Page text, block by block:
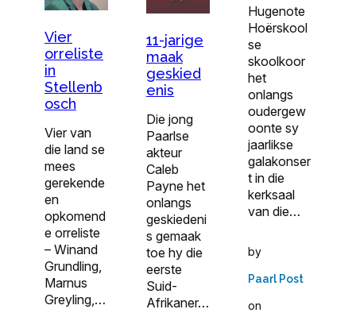
Vier
orreliste
in
Stellenb
osch
Vier van
die land se
mees
gerekende
en
opkomend
e orreliste
– Winand
Grundling,
Marnus
Greyling,…
11-jarige
maak
geskied
enis
Die jong
Paarlse
akteur
Caleb
Payne het
onlangs
geskiedeni
s gemaak
toe hy die
eerste
Suid-
Afrikaner…
Hugenote
Hoërskool
se
skoolkoor
het
onlangs
oudergew
oonte sy
jaarlikse
galakonser
t in die
kerksaal
van die…
by
Paarl Post
on